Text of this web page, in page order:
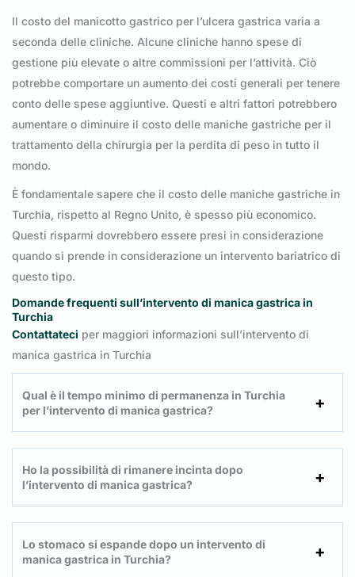
Il costo del manicotto gastrico per l’ulcera gastrica varia a
seconda delle cliniche. Alcune cliniche hanno spese di
gestione più elevate o altre commissioni per l’attività. Ciò
potrebbe comportare un aumento dei costi generali per tenere
conto delle spese aggiuntive. Questi e altri fattori potrebbero
aumentare o diminuire il costo delle maniche gastriche per il
trattamento della chirurgia per la perdita di peso in tutto il
mondo.
È fondamentale sapere che il costo delle maniche gastriche in
Turchia, rispetto al Regno Unito, è spesso più economico.
Questi risparmi dovrebbero essere presi in considerazione
quando si prende in considerazione un intervento bariatrico di
questo tipo.
Domande frequenti sull’intervento di manica gastrica in
Turchia
Contattateci per maggiori informazioni sull’intervento di
manica gastrica in Turchia
Qual è il tempo minimo di permanenza in Turchia
per l’intervento di manica gastrica?
Ho la possibilità di rimanere incinta dopo
l’intervento di manica gastrica?
Lo stomaco si espande dopo un intervento di
manica gastrica in Turchia?